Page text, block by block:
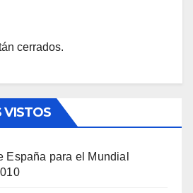
cerrados.
VISTOS
España para el Mundial